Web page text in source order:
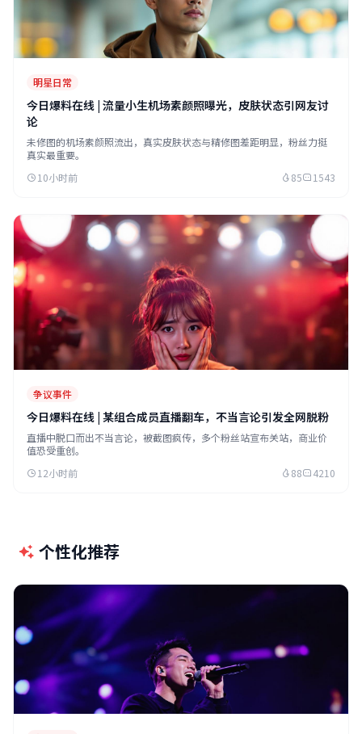
明星日常
今日爆料在线 | 流量小生机场素颜照曝光，皮肤状态引网友讨
论
未修图的机场素颜照流出，真实皮肤状态与精修图差距明显，粉丝力挺
真实最重要。
10小时前
85 1543
争议事件
今日爆料在线 | 某组合成员直播翻车，不当言论引发全网脱粉
直播中脱口而出不当言论，被截图疯传，多个粉丝站宣布关站，商业价
值恐受重创。
12小时前
88 4210
个性化推荐